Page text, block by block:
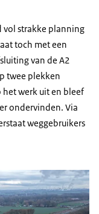
vol strakke planning
toch met een
van de A2
twee plekken
werk uit en bleef
ondervinden. Via
weggebruikers